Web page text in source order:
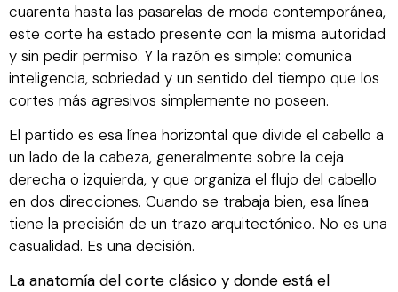
cuarenta hasta las pasarelas de moda contemporánea,
este corte ha estado presente con la misma autoridad
y sin pedir permiso. Y la razón es simple: comunica
inteligencia, sobriedad y un sentido del tiempo que los
cortes más agresivos simplemente no poseen.
El partido es esa línea horizontal que divide el cabello a
un lado de la cabeza, generalmente sobre la ceja
derecha o izquierda, y que organiza el flujo del cabello
en dos direcciones. Cuando se trabaja bien, esa línea
tiene la precisión de un trazo arquitectónico. No es una
casualidad. Es una decisión.
La anatomía del corte clásico y donde está el